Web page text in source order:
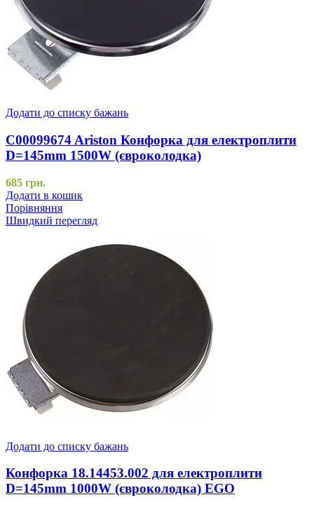
Додати до списку бажань
C00099674 Ariston Конфорка для електроплити
D=145mm 1500W (євроколодка)
685 грн.
Додати в кошик
Порівняння
Швидкий перегляд
Додати до списку бажань
Конфорка 18.14453.002 для електроплити
D=145mm 1000W (євроколодка) EGO